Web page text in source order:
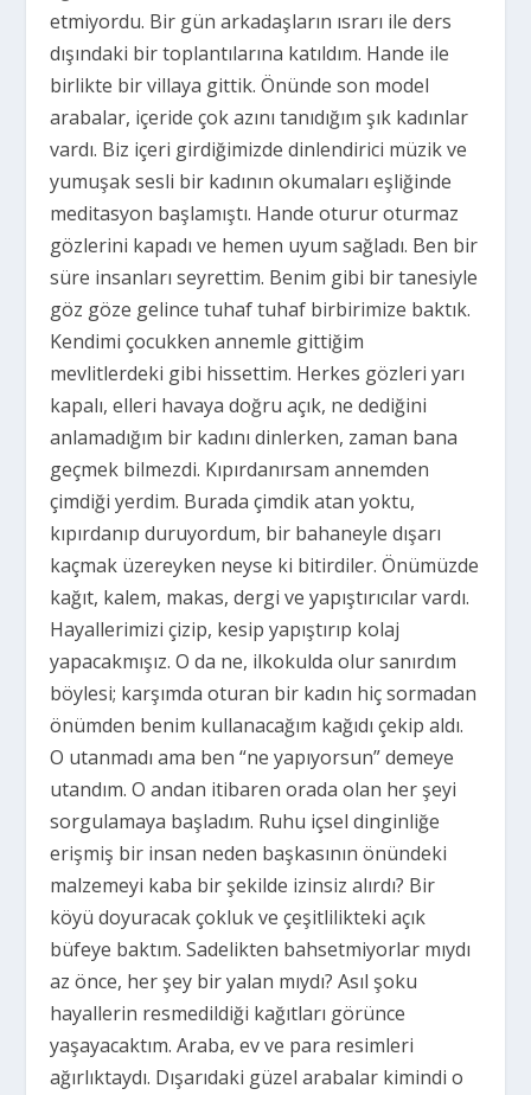
etmiyordu. Bir gün arkadaşların ısrarı ile ders
dışındaki bir toplantılarına katıldım. Hande ile
birlikte bir villaya gittik. Önünde son model
arabalar, içeride çok azını tanıdığım şık kadınlar
vardı. Biz içeri girdiğimizde dinlendirici müzik ve
yumuşak sesli bir kadının okumaları eşliğinde
meditasyon başlamıştı. Hande oturur oturmaz
gözlerini kapadı ve hemen uyum sağladı. Ben bir
süre insanları seyrettim. Benim gibi bir tanesiyle
göz göze gelince tuhaf tuhaf birbirimize baktık.
Kendimi çocukken annemle gittiğim
mevlitlerdeki gibi hissettim. Herkes gözleri yarı
kapalı, elleri havaya doğru açık, ne dediğini
anlamadığım bir kadını dinlerken, zaman bana
geçmek bilmezdi. Kıpırdanırsam annemden
çimdiği yerdim. Burada çimdik atan yoktu,
kıpırdanıp duruyordum, bir bahaneyle dışarı
kaçmak üzereyken neyse ki bitirdiler. Önümüzde
kağıt, kalem, makas, dergi ve yapıştırıcılar vardı.
Hayallerimizi çizip, kesip yapıştırıp kolaj
yapacakmışız. O da ne, ilkokulda olur sanırdım
böylesi; karşımda oturan bir kadın hiç sormadan
önümden benim kullanacağım kağıdı çekip aldı.
O utanmadı ama ben “ne yapıyorsun” demeye
utandım. O andan itibaren orada olan her şeyi
sorgulamaya başladım. Ruhu içsel dinginliğe
erişmiş bir insan neden başkasının önündeki
malzemeyi kaba bir şekilde izinsiz alırdı? Bir
köyü doyuracak çokluk ve çeşitlilikteki açık
büfeye baktım. Sadelikten bahsetmiyorlar mıydı
az önce, her şey bir yalan mıydı? Asıl şoku
hayallerin resmedildiği kağıtları görünce
yaşayacaktım. Araba, ev ve para resimleri
ağırlıktaydı. Dışarıdaki güzel arabalar kimindi o